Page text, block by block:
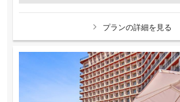
プランの詳細を見る